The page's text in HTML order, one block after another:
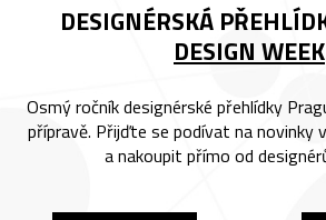
DESIGNÉRSKÁ
DESIGN WEEK
Osmý ročník designérské přehlídky
přípravě. Přijďte se podívat na novinky
a nakoupit přímo od